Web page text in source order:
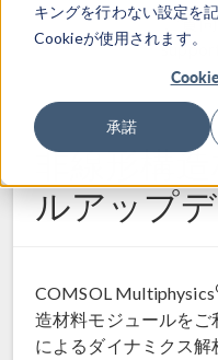
キングを行わない設定を
Cookieが使用されます。
承諾
ご質
非線形構造
ルアップ
COMSOL Multiphysics
造材料モジュールを
によるダイナミクス